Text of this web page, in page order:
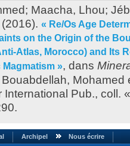
; Maacha, Lhou;
(2016). « Re/Os Age
on the Origin of the
Atlas, Morocco) and Its
», dans
Bouabdellah, Mohamed
International Pub., coll.
Archipel Nous écrire